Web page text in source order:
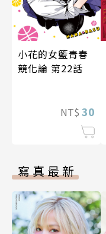
小花的女籃青春
競化論 第22話
NT$ 30
寫真最新